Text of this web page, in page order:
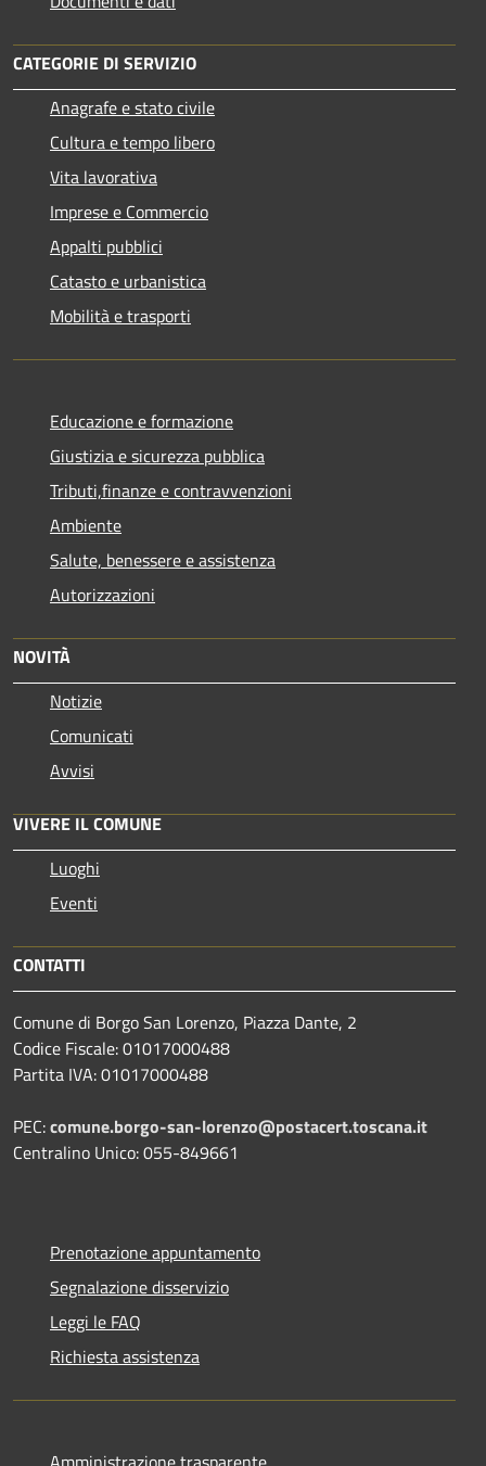
CATEGORIE DI SERVIZIO
Anagrafe e stato civile
Cultura e tempo libero
Vita lavorativa
Imprese e Commercio
Appalti pubblici
Catasto e urbanistica
Mobilità e trasporti
Educazione e formazione
Giustizia e sicurezza pubblica
Tributi,finanze e contravvenzioni
Ambiente
Salute, benessere e assistenza
Autorizzazioni
NOVITÀ
Notizie
Comunicati
Avvisi
VIVERE IL COMUNE
Luoghi
Eventi
CONTATTI
Comune di Borgo San Lorenzo, Piazza Dante, 2
Codice Fiscale: 01017000488
Partita IVA: 01017000488
PEC:comune.borgo-san-lorenzo@postacert.toscana.it
Centralino Unico: 055-849661
Prenotazione appuntamento
Segnalazione disservizio
Leggi le FAQ
Richiesta assistenza